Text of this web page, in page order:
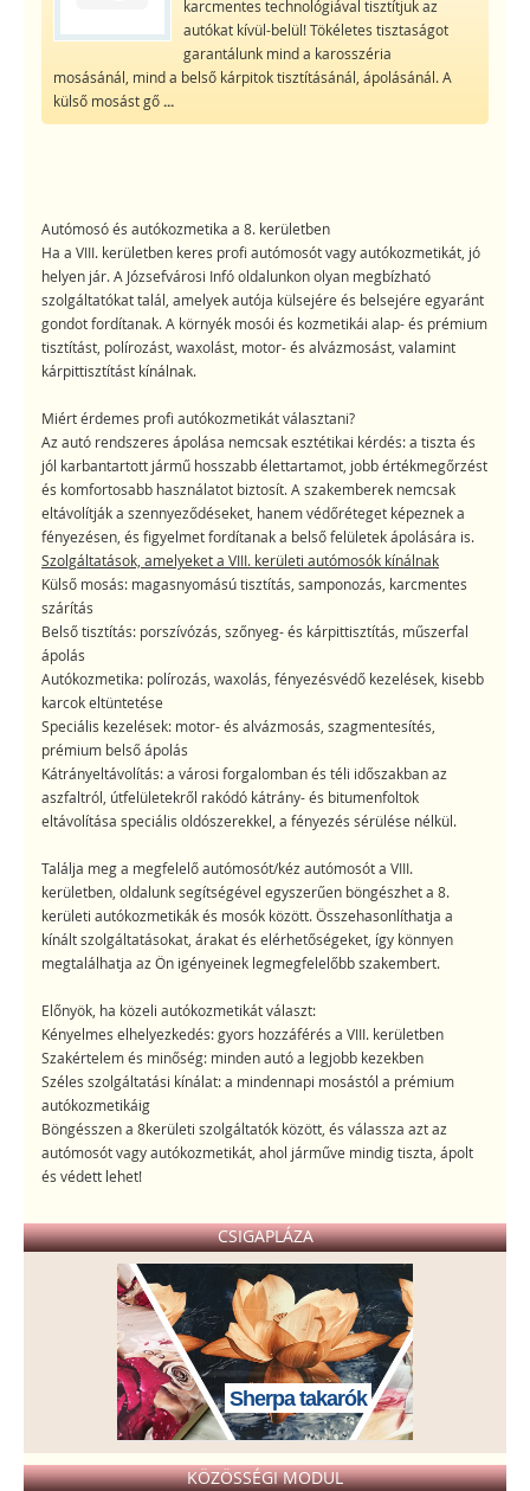
karcmentes technológiával tisztítjuk az
autókat kívül-belül! Tökéletes tisztaságot
garantálunk mind a karosszéria
mosásánál, mind a belső kárpitok tisztításánál, ápolásánál. A
külső mosást gő...
Autómosó és autókozmetika a 8. kerületben
Ha a VIII. kerületben keres profi autómosót vagy autókozmetikát, jó
helyen jár. A Józsefvárosi Infó oldalunkon olyan megbízható
szolgáltatókat talál, amelyek autója külsejére és belsejére egyaránt
gondot fordítanak. A környék mosói és kozmetikái alap- és prémium
tisztítást, polírozást, waxolást, motor- és alvázmosást, valamint
kárpittisztítást kínálnak.
Miért érdemes profi autókozmetikát választani?
Az autó rendszeres ápolása nemcsak esztétikai kérdés: a tiszta és
jól karbantartott jármű hosszabb élettartamot, jobb értékmegőrzést
és komfortosabb használatot biztosít. A szakemberek nemcsak
eltávolítják a szennyeződéseket, hanem védőréteget képeznek a
fényezésen, és figyelmet fordítanak a belső felületek ápolására is.
Szolgáltatások, amelyeket a VIII. kerületi autómosók kínálnak
Külső mosás: magasnyomású tisztítás, samponozás, karcmentes
szárítás
Belső tisztítás: porszívózás, szőnyeg- és kárpittisztítás, műszerfal
ápolás
Autókozmetika: polírozás, waxolás, fényezésvédő kezelések, kisebb
karcok eltüntetése
Speciális kezelések: motor- és alvázmosás, szagmentesítés,
prémium belső ápolás
Kátrányeltávolítás: a városi forgalomban és téli időszakban az
aszfaltról, útfelületekről rakódó kátrány- és bitumenfoltok
eltávolítása speciális oldószerekkel, a fényezés sérülése nélkül.
Találja meg a megfelelő autómosót/kéz autómosót a VIII.
kerületben, oldalunk segítségével egyszerűen böngészhet a 8.
kerületi autókozmetikák és mosók között. Összehasonlíthatja a
kínált szolgáltatásokat, árakat és elérhetőségeket, így könnyen
megtalálhatja az Ön igényeinek legmegfelelőbb szakembert.
Előnyök, ha közeli autókozmetikát választ:
Kényelmes elhelyezkedés: gyors hozzáférés a VIII. kerületben
Szakértelem és minőség: minden autó a legjobb kezekben
Széles szolgáltatási kínálat: a mindennapi mosástól a prémium
autókozmetikáig
Böngésszen a 8kerületi szolgáltatók között, és válassza azt az
autómosót vagy autókozmetikát, ahol járműve mindig tiszta, ápolt
és védett lehet!
CSIGAPLÁZA
Sherpa takarók
KÖZÖSSÉGI MODUL